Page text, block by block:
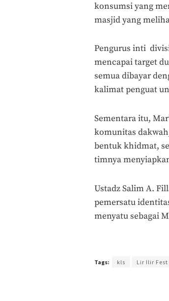
konsumsi yang
masjid yang
Pengurus inti
mencapai target
semua dibayar
kalimat penguat
Sementara itu,
komunitas
bentuk khidmat,
timnya
Ustadz Salim A.
pemersatu
menyatu sebagai
Tags: kls Lir Ilir Fest